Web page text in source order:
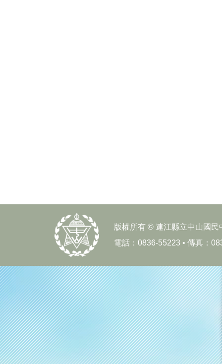
版權所有 © 連江縣立中山國民
電話：0836-55223 • 傳真：